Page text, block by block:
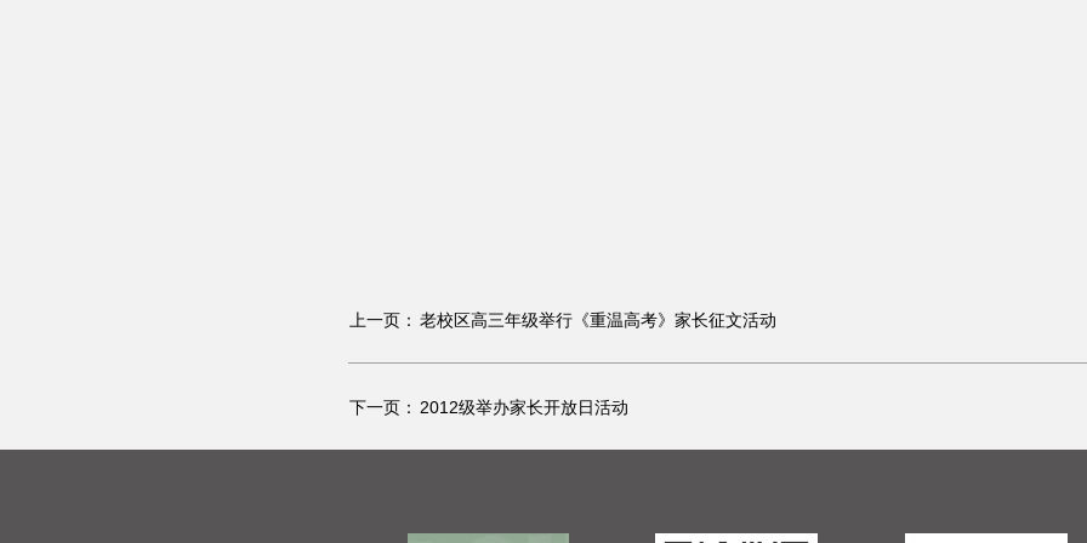
上一页： 老校区高三年级举行《重温高考》家长征文活动
下一页： 2012级举办家长开放日活动